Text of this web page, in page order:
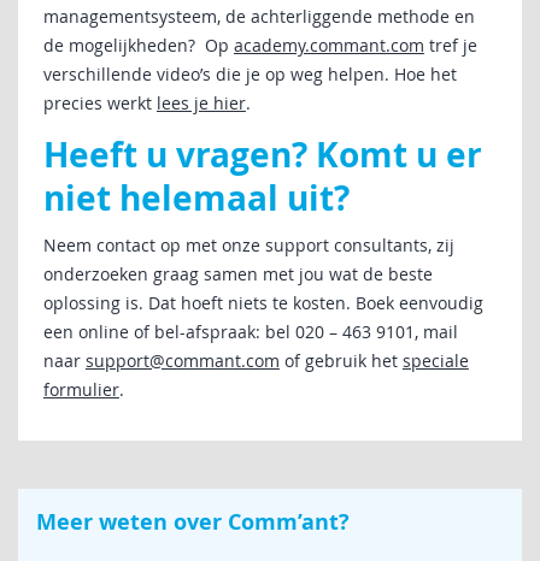
managementsysteem, de achterliggende methode en
de mogelijkheden? Op academy.commant.com tref je
verschillende video’s die je op weg helpen. Hoe het
precies werkt lees je hier.
Heeft u vragen? Komt u er
niet helemaal uit?
Neem contact op met onze support consultants, zij
onderzoeken graag samen met jou wat de beste
oplossing is. Dat hoeft niets te kosten. Boek eenvoudig
een online of bel-afspraak: bel 020 – 463 9101, mail
naar support@commant.com of gebruik het speciale
formulier.
Meer weten over Comm’ant?